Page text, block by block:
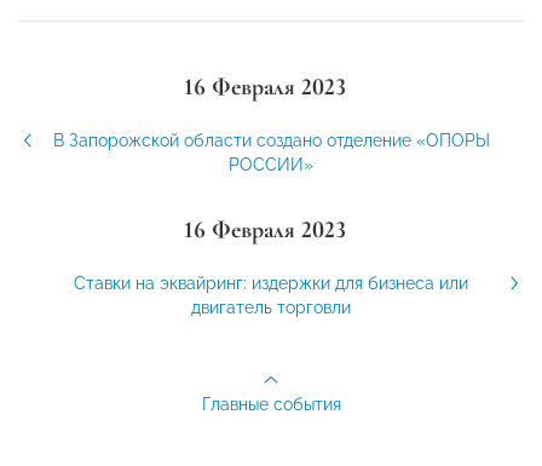
16 Февраля 2023
В Запорожской области создано отделение «ОПОРЫ
РОССИИ»
16 Февраля 2023
Ставки на эквайринг: издержки для бизнеса или
двигатель торговли
Главные события